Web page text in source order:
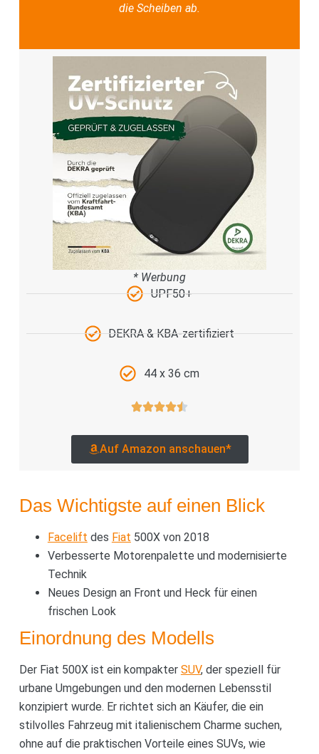
die Scheiben ab.
* Werbung
UPF50+
DEKRA & KBA-zertifiziert
44 x 36 cm
Auf Amazon anschauen*
Das Wichtigste auf einen Blick
Facelift des Fiat 500X von 2018
Verbesserte Motorenpalette und modernisierte
Technik
Neues Design an Front und Heck für einen
frischen Look
Einordnung des Modells
Der Fiat 500X ist ein kompakter SUV, der speziell für
urbane Umgebungen und den modernen Lebensstil
konzipiert wurde. Er richtet sich an Käufer, die ein
stilvolles Fahrzeug mit italienischem Charme suchen,
ohne auf die praktischen Vorteile eines SUVs, wie